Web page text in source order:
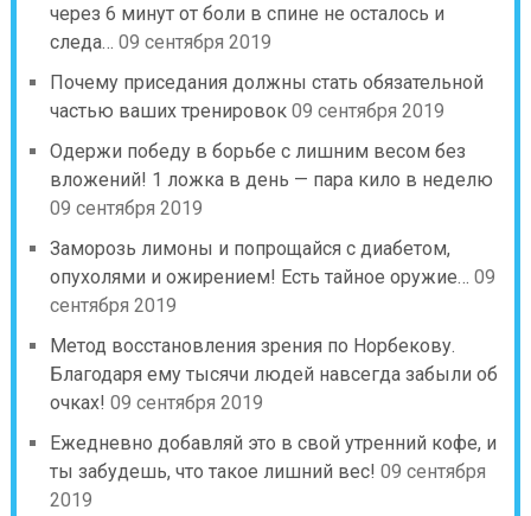
через 6 минут от боли в спине не осталось и
следа… 09 сентября 2019
Почему приседания должны стать обязательной
частью ваших тренировок 09 сентября 2019
Одержи победу в борьбе с лишним весом без
вложений! 1 ложка в день — пара кило в неделю
09 сентября 2019
Заморозь лимоны и попрощайся с диабетом,
опухолями и ожирением! Есть тайное оружие… 09
сентября 2019
Метод восстановления зрения по Норбекову.
Благодаря ему тысячи людей навсегда забыли об
очках! 09 сентября 2019
Ежедневно добавляй это в свой утренний кофе, и
ты забудешь, что такое лишний вес! 09 сентября
2019